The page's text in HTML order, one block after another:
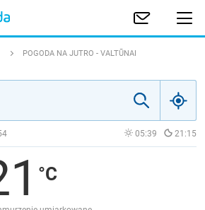
POGODA NA JUTRO - VALTŪNAI
05:39 21:15